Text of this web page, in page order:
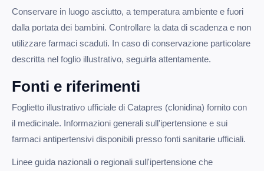
Conservare in luogo asciutto, a temperatura ambiente e fuori
dalla portata dei bambini. Controllare la data di scadenza e non
utilizzare farmaci scaduti. In caso di conservazione particolare
descritta nel foglio illustrativo, seguirla attentamente.
Fonti e riferimenti
Foglietto illustrativo ufficiale di Catapres (clonidina) fornito con
il medicinale. Informazioni generali sull'ipertensione e sui
farmaci antipertensivi disponibili presso fonti sanitarie ufficiali.
Linee guida nazionali o regionali sull'ipertensione che